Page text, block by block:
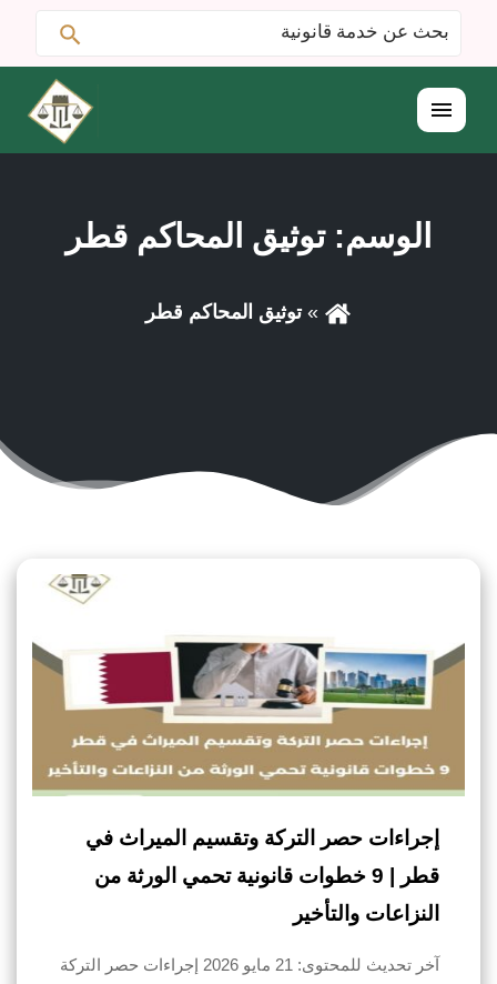
البحث
عن:
القائمة
الوسم:توثيق المحاكم قطر
توثيق المحاكم قطر
إجراءات حصر التركة وتقسيم الميراث في
قطر | 9 خطوات قانونية تحمي الورثة من
النزاعات والتأخير
آخر تحديث للمحتوى: 21 مايو 2026 إجراءات حصر التركة